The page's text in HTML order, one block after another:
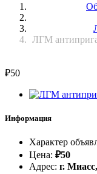
ЛГМ
₽50
Информация
Характер
Цена: ₽50
Адрес: г.